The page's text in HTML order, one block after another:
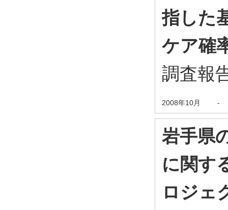
指した
ケア確
調査報
2008年10月 -
岩手県
に関す
ロジェ